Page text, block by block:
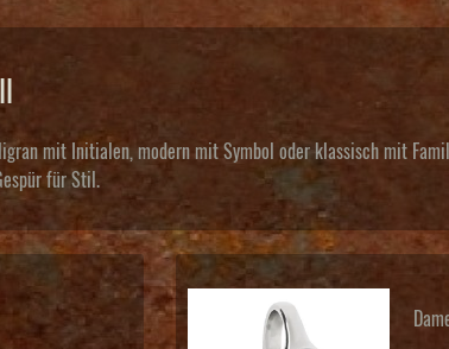
mit Initialen, modern mit Symbol oder klassisch mit
für Stil.